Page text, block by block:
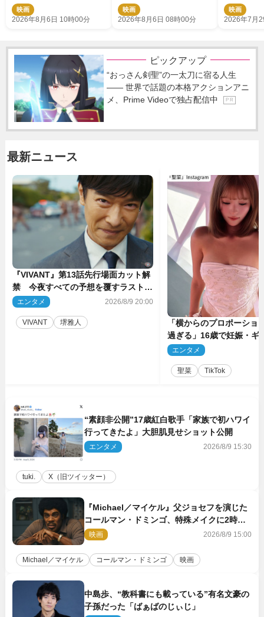
重要人物を演じる
映画
2026年8月6日 10時00分
た場面写真解禁
映画
2026年8月6日 08時00分
らキャス
禁
映画
2026年7月
ピックアップ
“おっさん剣聖”の一太刀に宿る人生
―― 世界で話題の本格アクションアニ
メ、Prime Videoで独占配信中
P R
最新ニュース
『VIVANT』第13話先行場面カット解
禁 今夜すべての予想を覆すラストシ
ーンが…
エンタメ 2026/8/9 20:00
VIVANT 堺雅人
「横からのプロポーショ
過ぎる」16歳で妊娠・ギ
ル、最新投稿にネット衝
エンタメ
聖菜 TikTok
“素顔非公開”17歳紅白歌手「家族で初ハワイ
行ってきたよ」大胆肌見せショット公開
エンタメ 2026/8/9 15:30
tuki. X（旧ツイッター）
『Michael／マイケル』父ジョセフを演じた
コールマン・ドミンゴ、特殊メイクに2時間
半かかっていた
映画 2026/8/9 15:00
Michael／マイケル コールマン・ドミンゴ 映画
中島歩、“教科書にも載っている”有名文豪の
子孫だった「ばぁばのじぃじ」